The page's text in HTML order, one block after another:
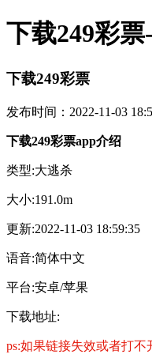
下载249彩
下载249彩票
发布时间：2022-11-03
下载249彩票app介绍
类型:大逃杀
大小:191.0m
更新:2022-11-03 18:59:35
语音:简体中文
平台:安卓/苹果
下载地址:
ps:如果链接失效或者打不